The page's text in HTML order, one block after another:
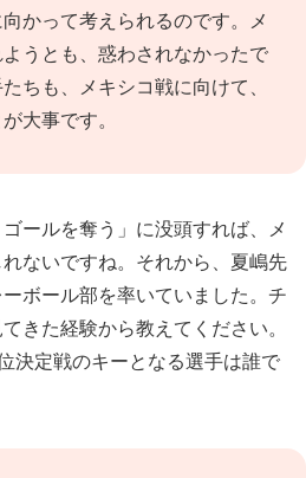
かって考えられるのです。メ
うとも、惑わされなかったで
ちも、メキシコ戦に向けて、
大事です。
ールを奪う」に没頭すれば、メ
ないですね。それから、夏嶋先
ボール部を率いていました。チ
きた経験から教えてください。
決定戦のキーとなる選手は誰で